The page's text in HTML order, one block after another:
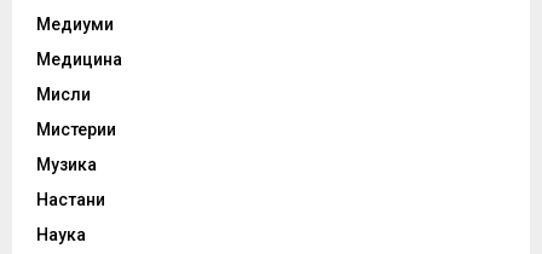
Медиуми
Медицина
Мисли
Мистерии
Музика
Настани
Наука